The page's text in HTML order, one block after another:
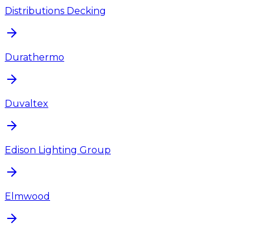
Distributions Decking
Durathermo
Duvaltex
Edison Lighting Group
Elmwood